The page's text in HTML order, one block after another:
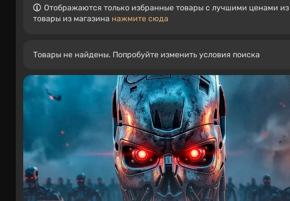
Отображаются только избранные товары с лучшими ценами из
товары из магазина нажмите сюда
Товары не найдены. Попробуйте изменить условия поиска